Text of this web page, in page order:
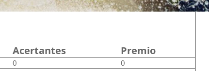
Acertantes Premio
0
0